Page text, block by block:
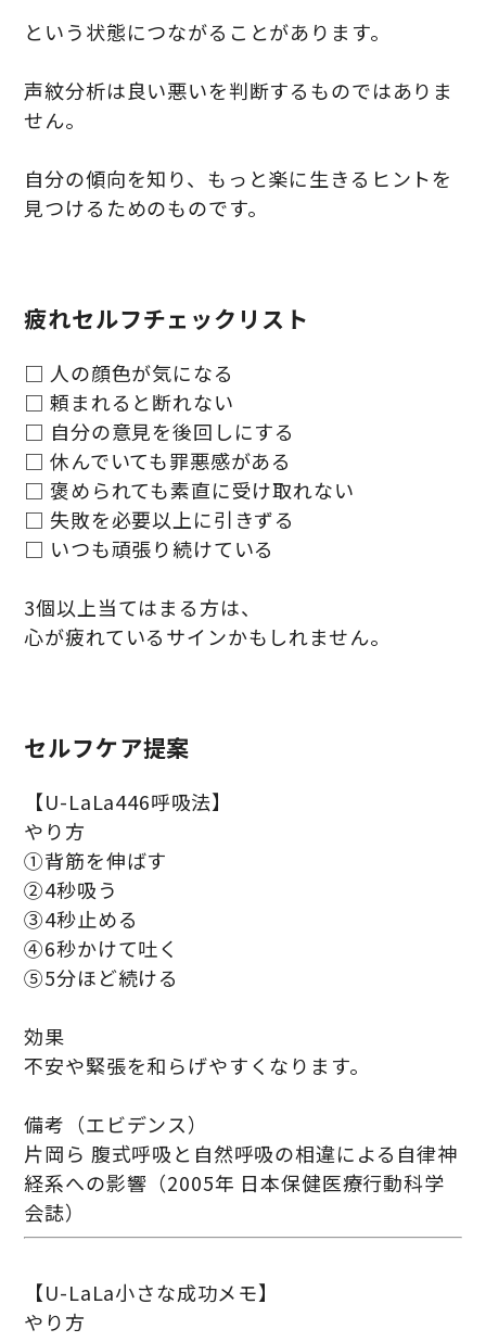
という状態につながることがあります。
声紋分析は良い悪いを判断するものではありま
せん。
自分の傾向を知り、もっと楽に生きるヒントを
見つけるためのものです。
疲れセルフチェックリスト
□ 人の顔色が気になる
□ 頼まれると断れない
□ 自分の意見を後回しにする
□ 休んでいても罪悪感がある
□ 褒められても素直に受け取れない
□ 失敗を必要以上に引きずる
□ いつも頑張り続けている
3個以上当てはまる方は、
心が疲れているサインかもしれません。
セルフケア提案
【U-LaLa446呼吸法】
やり方
①背筋を伸ばす
②4秒吸う
③4秒止める
④6秒かけて吐く
⑤5分ほど続ける
効果
不安や緊張を和らげやすくなります。
備考（エビデンス）
片岡ら 腹式呼吸と自然呼吸の相違による自律神
経系への影響（2005年 日本保健医療行動科学
会誌）
【U-LaLa小さな成功メモ】
やり方